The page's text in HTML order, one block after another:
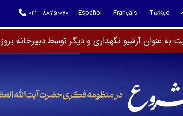
Türkçe
Français
Español
021 - 88750070
عنوان آرشیو نگهداری و دیگر توسط دبیرخانه